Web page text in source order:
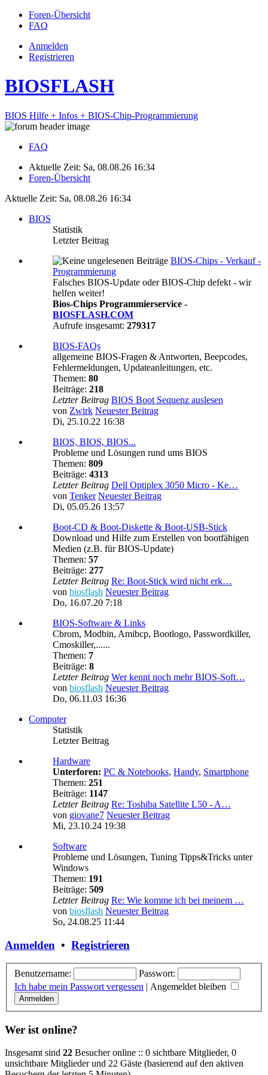
Foren-Übersicht
FAQ
Anmelden
Registrieren
BIOSFLASH
BIOS Hilfe + Infos + BIOS-Chip-Programmierung
FAQ
Aktuelle Zeit: Sa, 08.08.26 16:34
Foren-Übersicht
Aktuelle Zeit: Sa, 08.08.26 16:34
BIOS
Statistik
Letzter Beitrag
BIOS-Chips - Verkauf -
Programmierung
Falsches BIOS-Update oder BIOS-Chip defekt - wir
helfen weiter!
Bios-Chips Programmierservice -
BIOSFLASH.COM
Aufrufe insgesamt: 279317
BIOS-FAQs
allgemeine BIOS-Fragen & Antworten, Beepcodes,
Fehlermeldungen, Updateanleitungen, etc.
Themen: 80
Beiträge: 218
Letzter Beitrag BIOS Boot Sequenz auslesen
von Zwirk Neuester Beitrag
Di, 25.10.22 16:38
BIOS, BIOS, BIOS...
Probleme und Lösungen rund ums BIOS
Themen: 809
Beiträge: 4313
Letzter Beitrag Dell Optiplex 3050 Micro - Ke…
von Tenker Neuester Beitrag
Di, 05.05.26 13:57
Boot-CD & Boot-Diskette & Boot-USB-Stick
Download und Hilfe zum Erstellen von bootfähigen
Medien (z.B. für BIOS-Update)
Themen: 57
Beiträge: 277
Letzter Beitrag Re: Boot-Stick wird nicht erk…
von biosflash Neuester Beitrag
Do, 16.07.20 7:18
BIOS-Software & Links
Cbrom, Modbin, Amibcp, Bootlogo, Passwordkiller,
Cmoskiller,......
Themen: 7
Beiträge: 8
Letzter Beitrag Wer kennt noch mehr BIOS-Soft…
von biosflash Neuester Beitrag
Do, 06.11.03 16:36
Computer
Statistik
Letzter Beitrag
Hardware
Unterforen: PC & Notebooks, Handy, Smartphone
Themen: 251
Beiträge: 1147
Letzter Beitrag Re: Toshiba Satellite L50 - A…
von giovane7 Neuester Beitrag
Mi, 23.10.24 19:38
Software
Probleme und Lösungen, Tuning Tipps&Tricks unter
Windows
Themen: 191
Beiträge: 509
Letzter Beitrag Re: Wie komme ich bei meinem …
von biosflash Neuester Beitrag
So, 24.08.25 11:44
Anmelden • Registrieren
Benutzername:
Passwort:
Ich habe mein Passwort vergessen | Angemeldet bleiben
Wer ist online?
Insgesamt sind 22 Besucher online :: 0 sichtbare Mitglieder, 0
unsichtbare Mitglieder und 22 Gäste (basierend auf den aktiven